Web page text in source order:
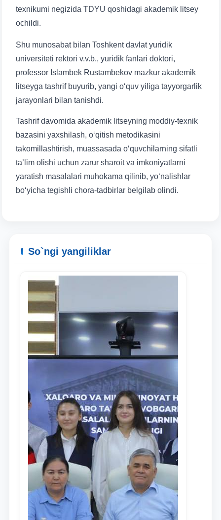
Ism va familiyangiz
Telefon raqamingiz
Pochta
yuborish
texnikumi negizida TDYU qoshidagi akademik litsey
ochildi.
Shu munosabat bilan Toshkent davlat yuridik
universiteti rektori v.v.b., yuridik fanlari doktori,
professor Islambek Rustambekov mazkur akademik
litseyga tashrif buyurib, yangi o‘quv yiliga tayyorgarlik
jarayonlari bilan tanishdi.
Tashrif davomida akademik litseyning moddiy-texnik
bazasini yaxshilash, o‘qitish metodikasini
takomillashtirish, muassasada o‘quvchilarning sifatli
ta’lim olishi uchun zarur sharoit va imkoniyatlarni
yaratish masalalari muhokama qilinib, yo‘nalishlar
bo‘yicha tegishli chora-tadbirlar belgilab olindi.
So`ngi yangiliklar